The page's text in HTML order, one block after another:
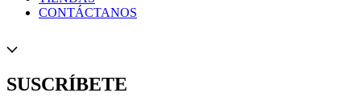
CONTÁCTANOS
SUSCRÍBETE